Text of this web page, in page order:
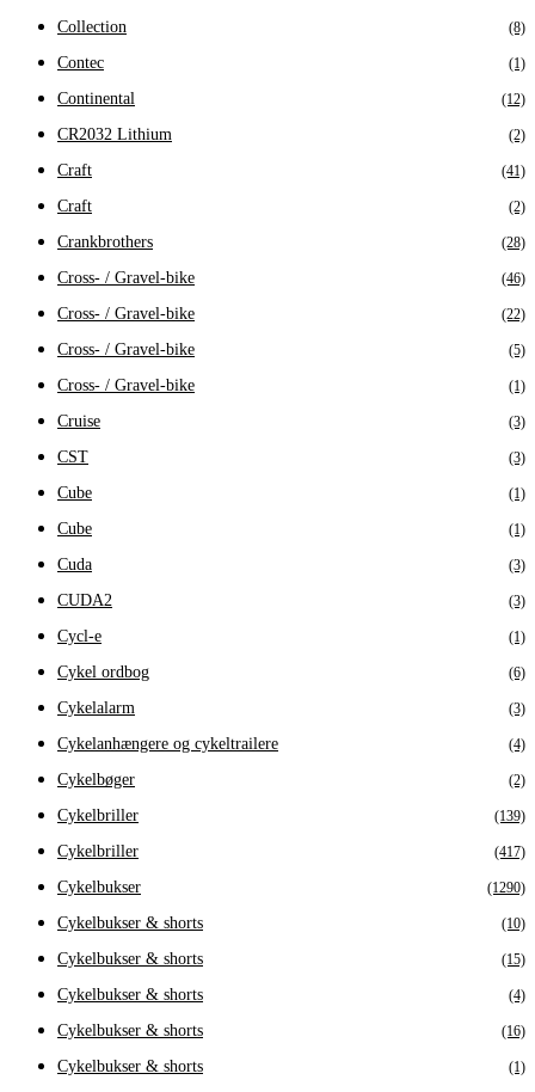
Collection
(8)
Contec (1)
Continental (12)
CR2032 Lithium (2)
Craft (41)
Craft (2)
Crankbrothers (28)
Cross- / Gravel-bike (46)
Cross- / Gravel-bike (22)
Cross- / Gravel-bike (5)
Cross- / Gravel-bike (1)
Cruise (3)
CST (3)
Cube (1)
Cube (1)
Cuda (3)
CUDA2 (3)
Cycl-e (1)
Cykel ordbog (6)
Cykelalarm (3)
Cykelanhængere og cykeltrailere (4)
Cykelbøger (2)
Cykelbriller (139)
Cykelbriller (417)
Cykelbukser (1290)
Cykelbukser & shorts (10)
Cykelbukser & shorts (15)
Cykelbukser & shorts (4)
Cykelbukser & shorts (16)
Cykelbukser & shorts (1)